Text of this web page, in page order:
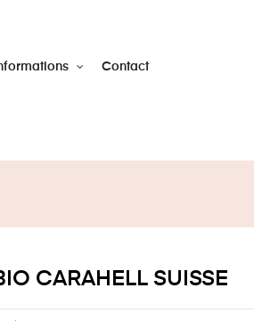
Contact
CARAHELL SUISSE